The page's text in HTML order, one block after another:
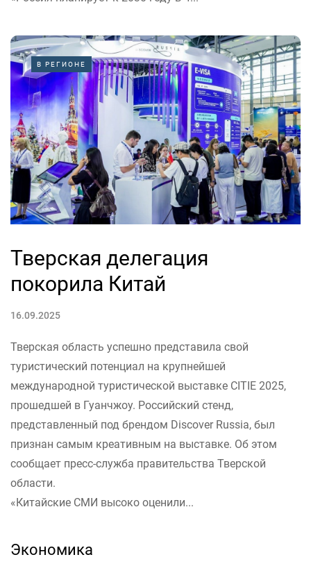
В РЕГИОНЕ
Тверская делегация
покорила Китай
16.09.2025
Тверская область успешно представила свой
туристический потенциал на крупнейшей
международной туристической выставке CITIE 2025,
прошедшей в Гуанчжоу. Российский стенд,
представленный под брендом Discover Russia, был
признан самым креативным на выставке. Об этом
сообщает пресс-служба правительства Тверской
области.
«Китайские СМИ высоко оценили...
Экономика